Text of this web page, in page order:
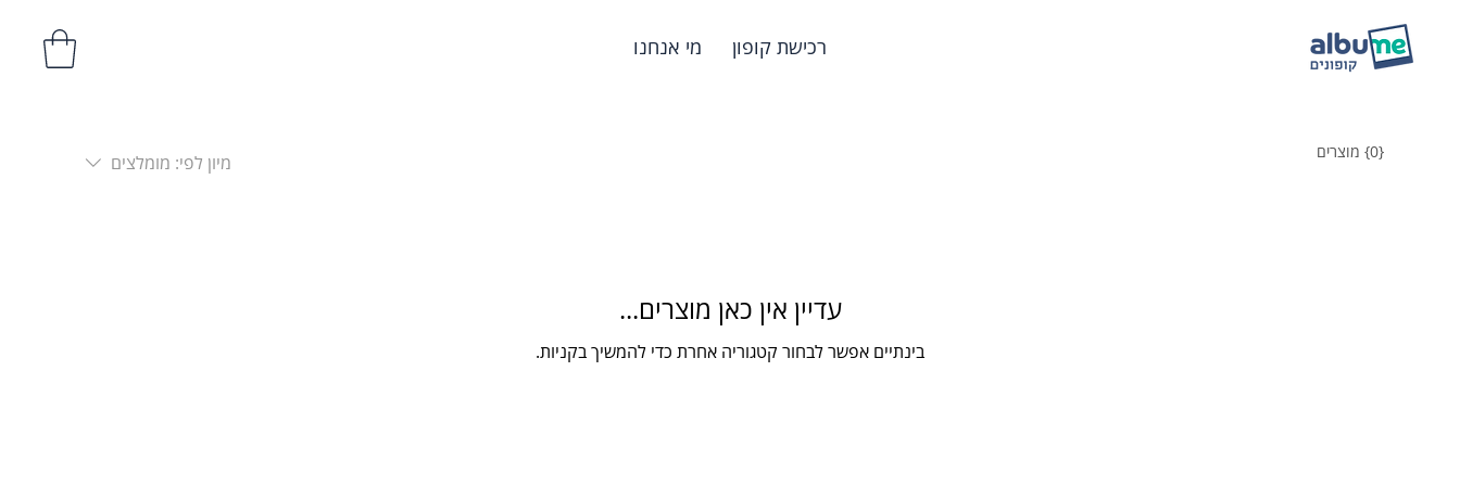
רכישת קופון מי אנחנו
{0} מוצרים מיון לפי: מומלצים
עדיין אין כאן מוצרים...
בינתיים אפשר לבחור קטגוריה אחרת כדי להמשיך בקניות.